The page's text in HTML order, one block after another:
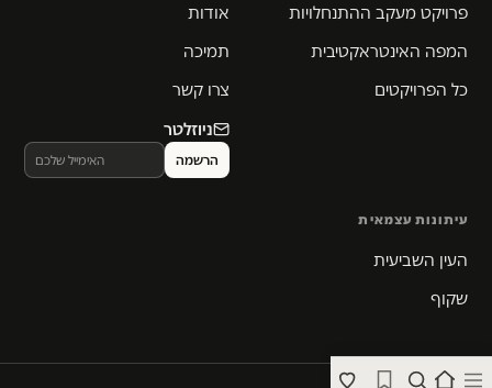
פרויקט מעקב ההתנחלויות
המפה האינטראקטיבית
כל הפרויקטים
אודות
תמיכה
צרו קשר
ניוזלטר
עיתונות עצמאית
העין השביעית
שקוף